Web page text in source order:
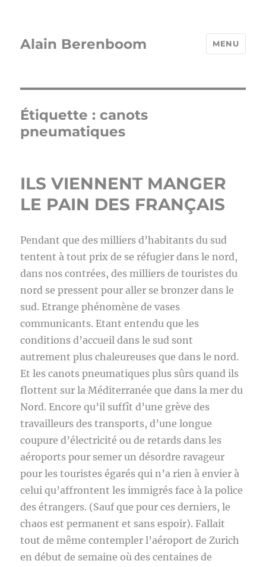
Alain Berenboom MENU
Étiquette :canots
pneumatiques
ILS VIENNENT MANGER
LE PAIN DES FRANÇAIS
Pendant que des milliers d’habitants du sud
tentent à tout prix de se réfugier dans le nord,
dans nos contrées, des milliers de touristes du
nord se pressent pour aller se bronzer dans le
sud. Etrange phénomène de vases
communicants. Etant entendu que les
conditions d’accueil dans le sud sont
autrement plus chaleureuses que dans le nord.
Et les canots pneumatiques plus sûrs quand ils
flottent sur la Méditerranée que dans la mer du
Nord. Encore qu’il suffît d’une grève des
travailleurs des transports, d’une longue
coupure d’électricité ou de retards dans les
aéroports pour semer un désordre ravageur
pour les touristes égarés qui n’a rien à envier à
celui qu’affrontent les immigrés face à la police
des étrangers. (Sauf que pour ces derniers, le
chaos est permanent et sans espoir). Fallait
tout de même contempler l’aéroport de Zurich
en début de semaine où des centaines de